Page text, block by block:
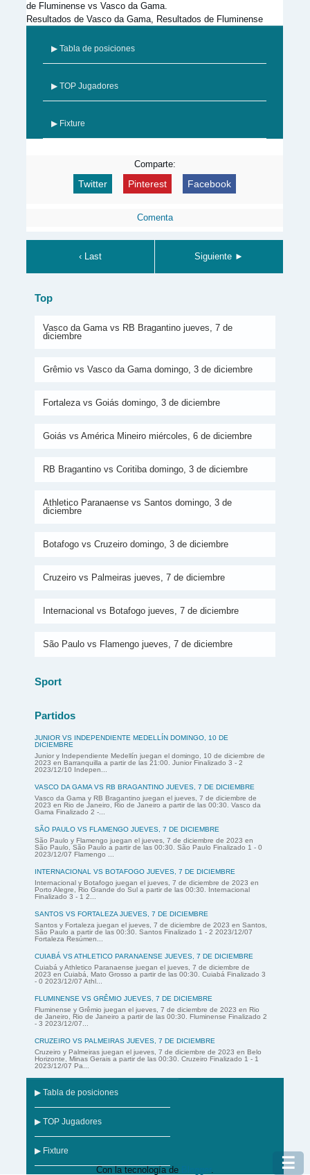
de Fluminense vs Vasco da Gama.
Resultados de Vasco da Gama, Resultados de Fluminense
▶ Tabla de posiciones
▶ TOP Jugadores
▶ Fixture
Comparte:
Twitter Pinterest Facebook
Comenta
‹ Last Siguiente ►
Top
Vasco da Gama vs RB Bragantino jueves, 7 de
diciembre
Grêmio vs Vasco da Gama domingo, 3 de diciembre
Fortaleza vs Goiás domingo, 3 de diciembre
Goiás vs América Mineiro miércoles, 6 de diciembre
RB Bragantino vs Coritiba domingo, 3 de diciembre
Athletico Paranaense vs Santos domingo, 3 de
diciembre
Botafogo vs Cruzeiro domingo, 3 de diciembre
Cruzeiro vs Palmeiras jueves, 7 de diciembre
Internacional vs Botafogo jueves, 7 de diciembre
São Paulo vs Flamengo jueves, 7 de diciembre
Sport
Partidos
JUNIOR VS INDEPENDIENTE MEDELLÍN DOMINGO, 10 DE
DICIEMBRE
Junior y Independiente Medellín juegan el domingo, 10 de diciembre de
2023 en Barranquilla a partir de las 21:00. Junior Finalizado 3 - 2
2023/12/10 Indepen...
VASCO DA GAMA VS RB BRAGANTINO JUEVES, 7 DE DICIEMBRE
Vasco da Gama y RB Bragantino juegan el jueves, 7 de diciembre de
2023 en Rio de Janeiro, Rio de Janeiro a partir de las 00:30. Vasco da
Gama Finalizado 2 -...
SÃO PAULO VS FLAMENGO JUEVES, 7 DE DICIEMBRE
São Paulo y Flamengo juegan el jueves, 7 de diciembre de 2023 en
São Paulo, São Paulo a partir de las 00:30. São Paulo Finalizado 1 - 0
2023/12/07 Flamengo ...
INTERNACIONAL VS BOTAFOGO JUEVES, 7 DE DICIEMBRE
Internacional y Botafogo juegan el jueves, 7 de diciembre de 2023 en
Porto Alegre, Rio Grande do Sul a partir de las 00:30. Internacional
Finalizado 3 - 1 2...
SANTOS VS FORTALEZA JUEVES, 7 DE DICIEMBRE
Santos y Fortaleza juegan el jueves, 7 de diciembre de 2023 en Santos,
São Paulo a partir de las 00:30. Santos Finalizado 1 - 2 2023/12/07
Fortaleza Resúmen...
CUIABÁ VS ATHLETICO PARANAENSE JUEVES, 7 DE DICIEMBRE
Cuiabá y Athletico Paranaense juegan el jueves, 7 de diciembre de
2023 en Cuiabá, Mato Grosso a partir de las 00:30. Cuiabá Finalizado 3
- 0 2023/12/07 Athl...
FLUMINENSE VS GRÊMIO JUEVES, 7 DE DICIEMBRE
Fluminense y Grêmio juegan el jueves, 7 de diciembre de 2023 en Rio
de Janeiro, Rio de Janeiro a partir de las 00:30. Fluminense Finalizado 2
- 3 2023/12/07...
CRUZEIRO VS PALMEIRAS JUEVES, 7 DE DICIEMBRE
Cruzeiro y Palmeiras juegan el jueves, 7 de diciembre de 2023 en Belo
Horizonte, Minas Gerais a partir de las 00:30. Cruzeiro Finalizado 1 - 1
2023/12/07 Pa...
☰
▶ Tabla de posiciones
▶ TOP Jugadores
▶ Fixture
Con la tecnología de .